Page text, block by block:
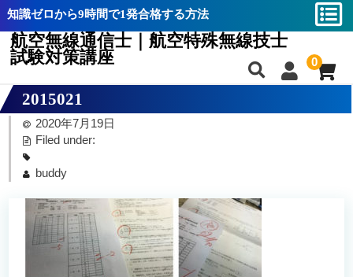
知識ゼロから9時間で1発合格する方法
航空無線通信士｜航空特殊無線技士
試験対策講座
0
合格率と難易度分析
航空無線通信士とは？
航空特殊無線技士とは？
航空通｜航空特殊無線技士の違い
講座の特長
教材一覧
合格率と難易度分析
航空無線通信士とは？
航空特殊無線技士とは？
航空通｜航空特殊無線技士の違い
講座の特長
教材一覧
2015021
2020年7月19日
Filed under:
buddy